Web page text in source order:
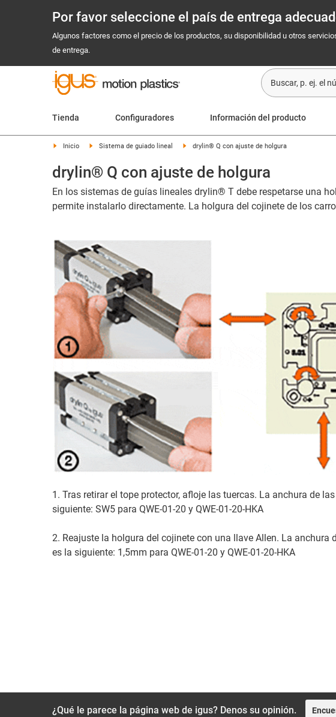
Por favor seleccione el país de entrega
Algunos factores como el precio de los productos, su disponibilidad u otros
de entrega.
Tienda Configuradores Información del producto
Inicio Sistema de guiado lineal drylin® Q con ajuste de holgura
drylin® Q con ajuste de holgura
En los sistemas de guías lineales drylin® T debe respetarse una
permite instalarlo directamente. La holgura del cojinete de los
1. Tras retirar el tope protector, afloje las tuercas. La anchura de
siguiente: SW5 para QWE-01-20 y QWE-01-20-HKA
2. Reajuste la holgura del cojinete con una llave Allen. La anchura
es la siguiente: 1,5mm para QWE-01-20 y QWE-01-20-HKA
¿Qué le parece la página web de igus? Denos su opinión.